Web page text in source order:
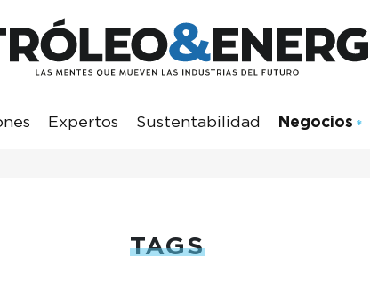
Expertos Sustentabilidad Negocios
TAGS